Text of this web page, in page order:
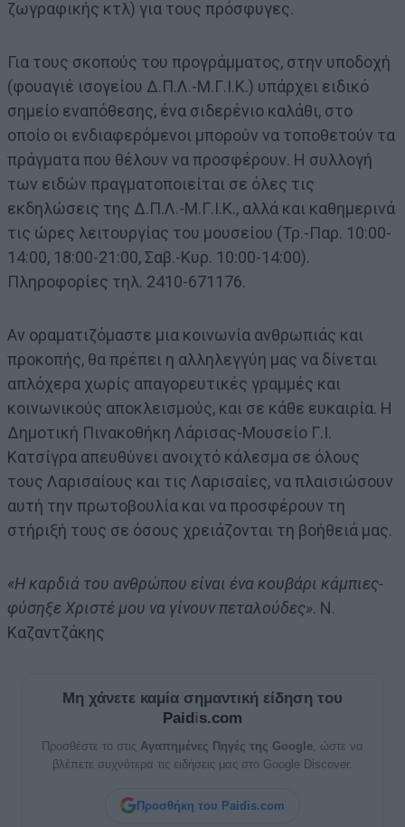
ζωγραφικής κτλ) για τους πρόσφυγες.
Για τους σκοπούς του προγράμματος, στην υποδοχή
(φουαγιέ ισογείου Δ.Π.Λ.-Μ.Γ.Ι.Κ.) υπάρχει ειδικό
σημείο εναπόθεσης, ένα σιδερένιο καλάθι, στο
οποίο οι ενδιαφερόμενοι μπορούν να τοποθετούν τα
πράγματα που θέλουν να προσφέρουν. Η συλλογή
των ειδών πραγματοποιείται σε όλες τις
εκδηλώσεις της Δ.Π.Λ.-Μ.Γ.Ι.Κ., αλλά και καθημερινά
τις ώρες λειτουργίας του μουσείου (Τρ.-Παρ. 10:00-
14:00, 18:00-21:00, Σαβ.-Κυρ. 10:00-14:00).
Πληροφορίες τηλ. 2410-671176.
Αν οραματιζόμαστε μια κοινωνία ανθρωπιάς και
προκοπής, θα πρέπει η αλληλεγγύη μας να δίνεται
απλόχερα χωρίς απαγορευτικές γραμμές και
κοινωνικούς αποκλεισμούς, και σε κάθε ευκαιρία. Η
Δημοτική Πινακοθήκη Λάρισας-Μουσείο Γ.Ι.
Κατσίγρα απευθύνει ανοιχτό κάλεσμα σε όλους
τους Λαρισαίους και τις Λαρισαίες, να πλαισιώσουν
αυτή την πρωτοβουλία και να προσφέρουν τη
στήριξή τους σε όσους χρειάζονται τη βοήθειά μας.
«Η καρδιά του ανθρώπου είναι ένα κουβάρι κάμπιες-
φύσηξε Χριστέ μου να γίνουν πεταλούδες». Ν.
Καζαντζάκης
Μη χάνετε καμία σημαντική είδηση του
Paidis.com
Προσθέστε το στις Αγαπημένες Πηγές της Google , ώστε να
βλέπετε συχνότερα τις ειδήσεις μας στο Google Discover.
Προσθήκη του Paidis.com